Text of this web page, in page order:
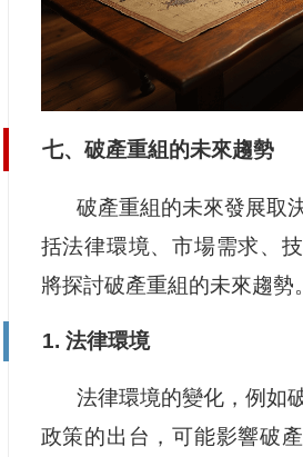
七、破產重組的未來趨勢
破產重組的未來發展取
括法律環境、市場需求、
將探討破產重組的未來趨勢。
1. 法律環境
法律環境的變化，例如
政策的出台，可能影響破